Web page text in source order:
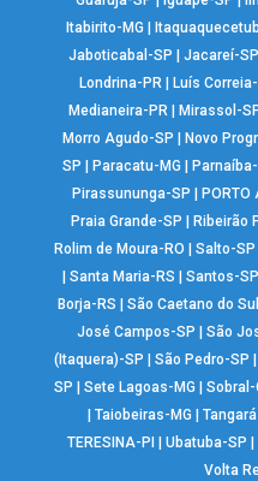
Itabirito-MG |
Jaboticabal-SP | Jacareí-SP
Londrina-PR | Luís
Medianeira-PR |Mirassol-
Morro Agudo-SP |Novo
SP |Paracatu-MG |
Pirassununga-SP |PORTO
Praia Grande-SP |Ribeirão
Rolim de Moura-RO | Salto-SP
|Santa Maria-RS |Santos-SP
Borja-RS |São Caetano do
José Campos-SP |São
(Itaquera)-SP |São Pedro-SP
SP |Sete Lagoas-MG |Sobral-
| Taiobeiras-MG |
TERESINA-PI |Ubatuba-SP |
Volta